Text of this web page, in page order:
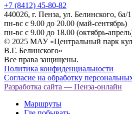
+7 (8412) 45-80-82
440026, г. Пенза, ул. Белинского, 6а/1
пн-вс с 9.00 до 20.00 (май-сентябрь)
пн-вс с 9.00 до 18.00 (октябрь-
© 2025 МАУ «Центральный парк
В.Г. Белинского»
Все права защищены.
Политика конфиденциальности
Согласие на обработку
Разработка сайта — Пенза-онлайн
Маршруты